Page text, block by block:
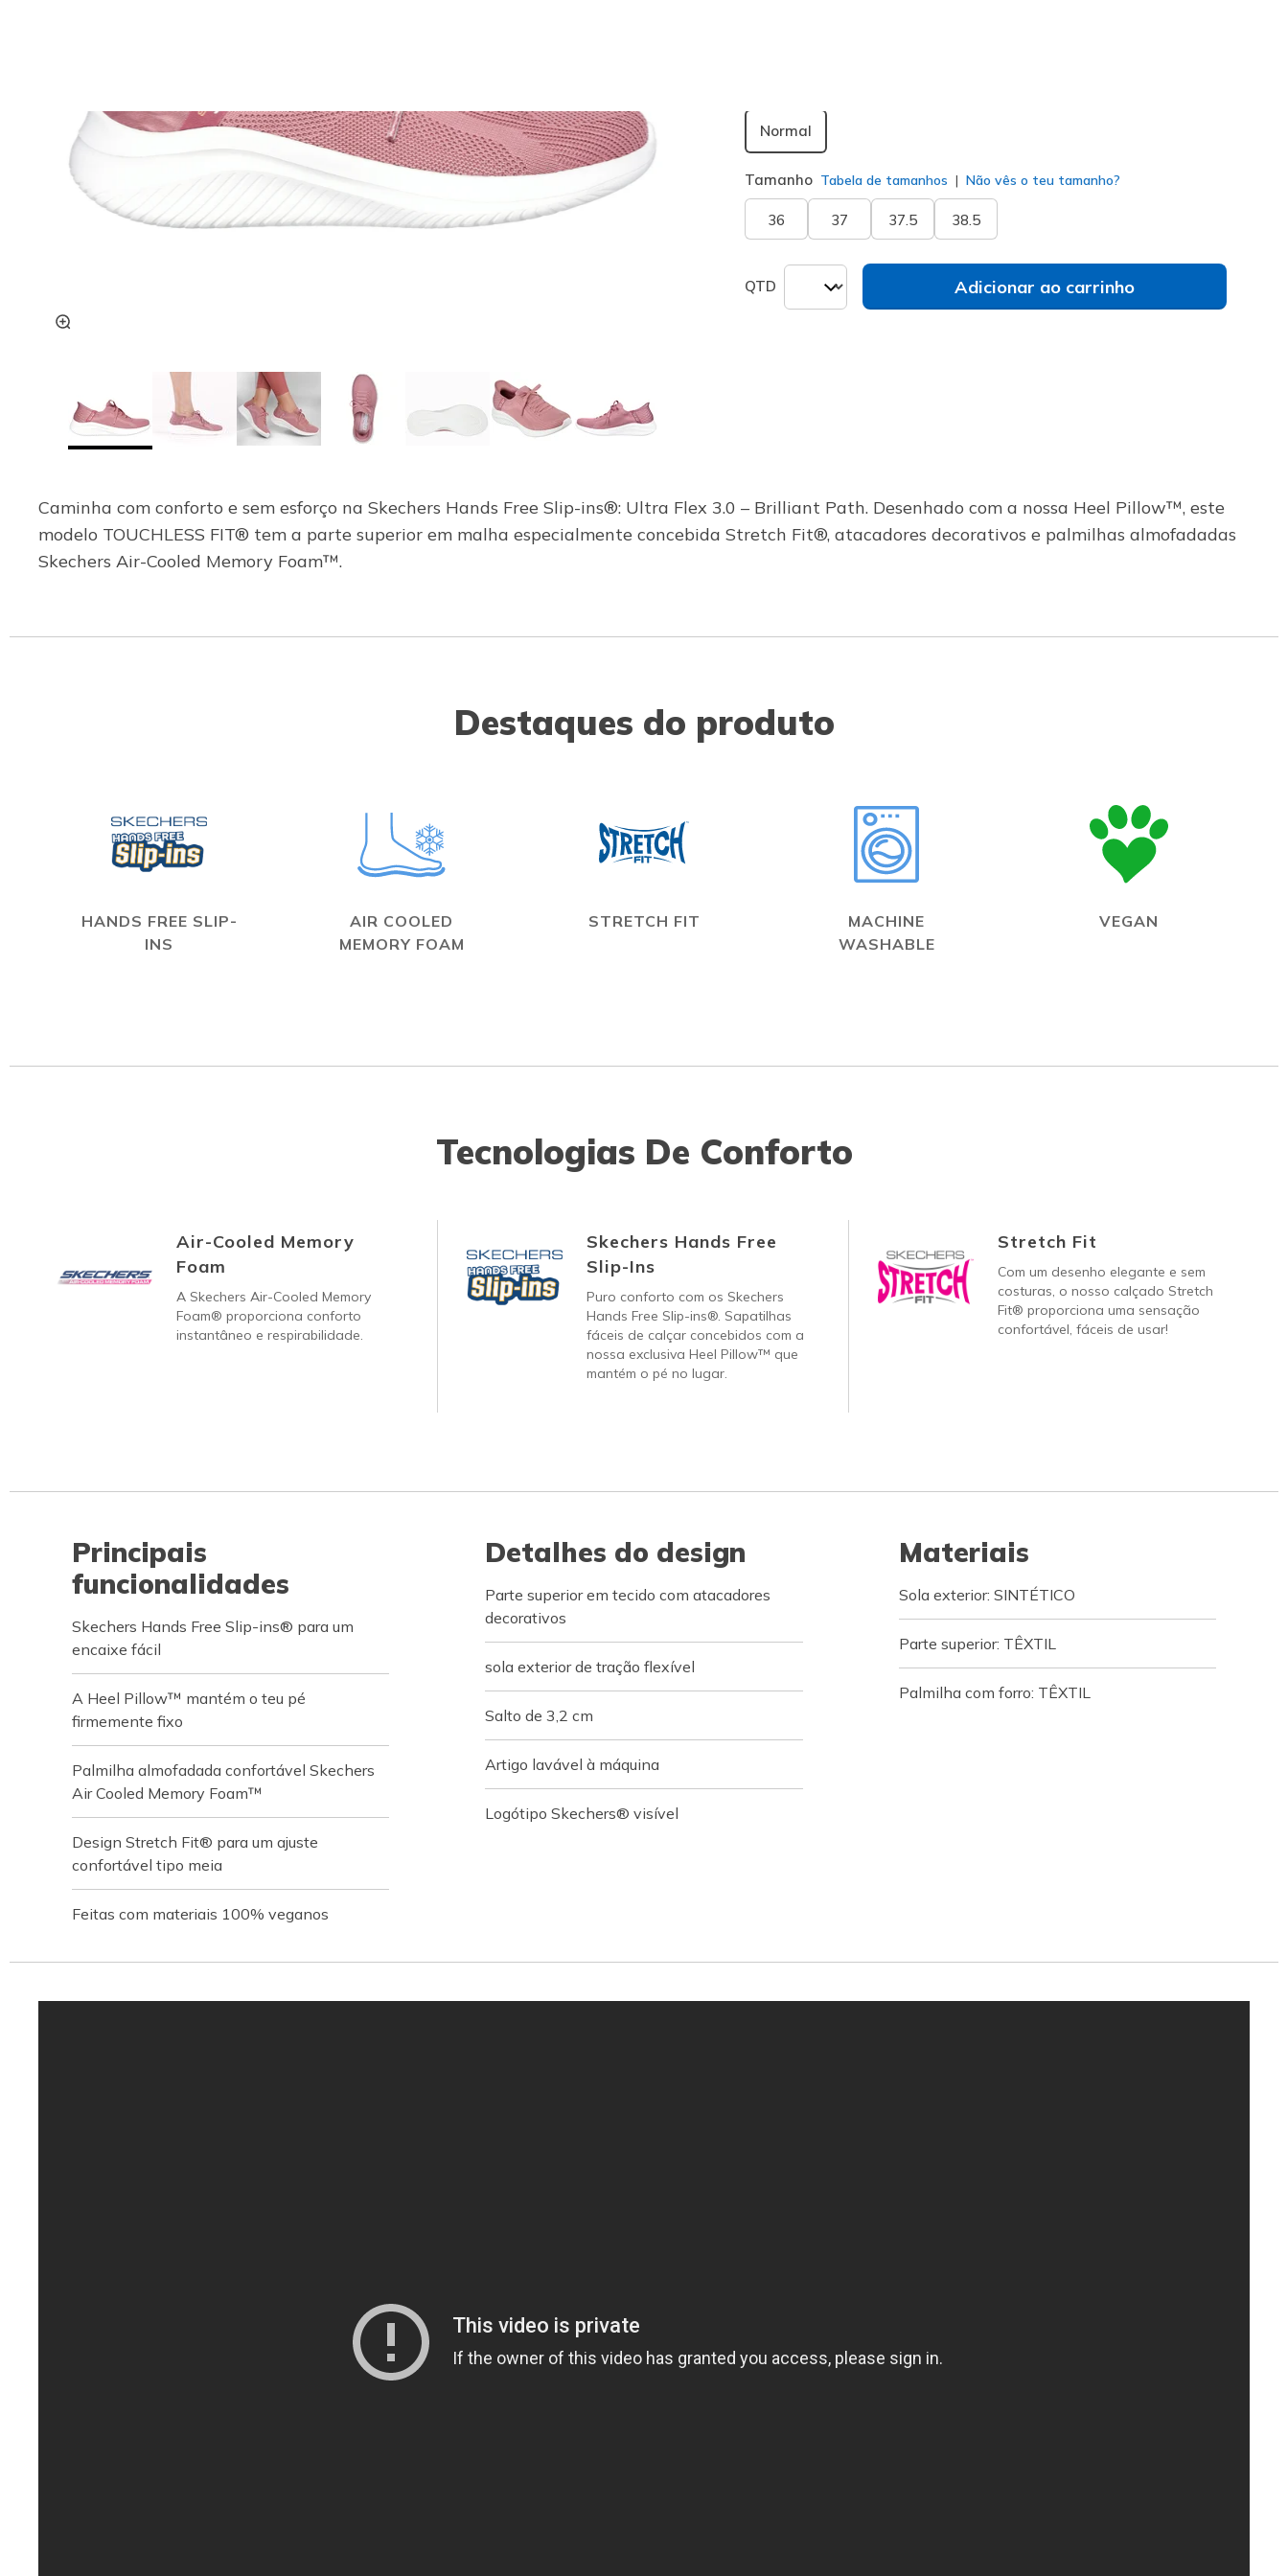
Normal
Tamanho Tabela de tamanhos Não vês o teu tamanho?
36 37 37.5 38.5
QTD Adicionar ao carrinho
Caminha com conforto e sem esforço na Skechers Hands Free Slip-ins®: Ultra Flex 3.0 – Brilliant Path. Desenhado com a nossa Heel Pillow™, este
modelo TOUCHLESS FIT® tem a parte superior em malha especialmente concebida Stretch Fit®, atacadores decorativos e palmilhas almofadadas
Skechers Air-Cooled Memory Foam™.
Destaques do produto
HANDS FREE SLIP-
INS
AIR COOLED
MEMORY FOAM
STRETCH FIT
MACHINE
WASHABLE
VEGAN
Tecnologias De Conforto
Air-Cooled Memory
Foam
A Skechers Air-Cooled Memory
Foam® proporciona conforto
instantâneo e respirabilidade.
Skechers Hands Free
Slip-Ins
Puro conforto com os Skechers
Hands Free Slip-ins®. Sapatilhas
fáceis de calçar concebidos com a
nossa exclusiva Heel Pillow™ que
mantém o pé no lugar.
Stretch Fit
Com um desenho elegante e sem
costuras, o nosso calçado Stretch
Fit® proporciona uma sensação
confortável, fáceis de usar!
Principais
funcionalidades
Skechers Hands Free Slip-ins® para um
encaixe fácil
A Heel Pillow™ mantém o teu pé
firmemente fixo
Palmilha almofadada confortável Skechers
Air Cooled Memory Foam™
Design Stretch Fit® para um ajuste
confortável tipo meia
Feitas com materiais 100% veganos
Detalhes do design
Parte superior em tecido com atacadores
decorativos
sola exterior de tração flexível
Salto de 3,2 cm
Artigo lavável à máquina
Logótipo Skechers® visível
Materiais
Sola exterior: SINTÉTICO
Parte superior: TÊXTIL
Palmilha com forro: TÊXTIL